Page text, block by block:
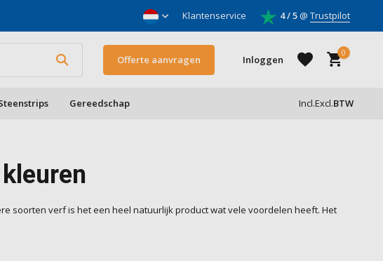
Klantenservice 4 / 5@ Trustpilot
Offerte aanvragen Inloggen
0
Gereedschap Incl.Excl.BTW
soorten verf is het een heel natuurlijk product wat vele voordelen heeft. Het